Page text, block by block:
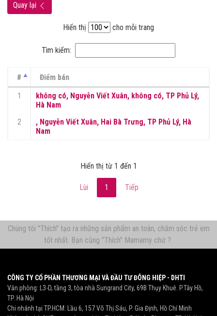
Quay lại
Hiển thị cho mỗi trang
Tìm kiếm:
#
Điểm bán
1
không có, Nguyễn Viết Xuân, không có, TP Phủ Lý,
Hà Nam
2
, Nguyễn Viết Xuân, Hai Bà Trưng, TP Phủ Lý, Hà
Nam
Hiển thị từ 1 đến 1
Lùi 1 Tiếp
Chúng tôi "Thích" tạo ra những sản phẩm an toàn, chăm sóc trẻ em
tốt nhất. Bạn cũng "Thích" Mamamy chứ ?
CÔNG TY CỔ PHẦN THƯƠNG MẠI VÀ ĐẦU TƯ ĐÔNG HIỆP - DHTI
Văn phòng: L3-D, tầng 3, tòa nhà Sungrand City, 69B Thụy Khuê. P.Tây Hồ,
TP. Hà Nội
Chi nhánh tại TP.HCM: Lầu 6, 157 Võ Thị Sáu, P. Gia Định, Hồ Chí Minh